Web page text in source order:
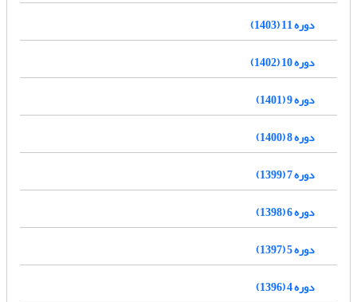
دوره 11 (1403)
دوره 10 (1402)
دوره 9 (1401)
دوره 8 (1400)
دوره 7 (1399)
دوره 6 (1398)
دوره 5 (1397)
دوره 4 (1396)